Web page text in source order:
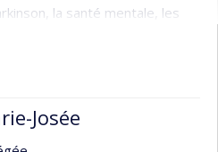
la santé mentale, les
"critique", l'espace
âgées (chez soi, institution),
Allemagne...).
Josée